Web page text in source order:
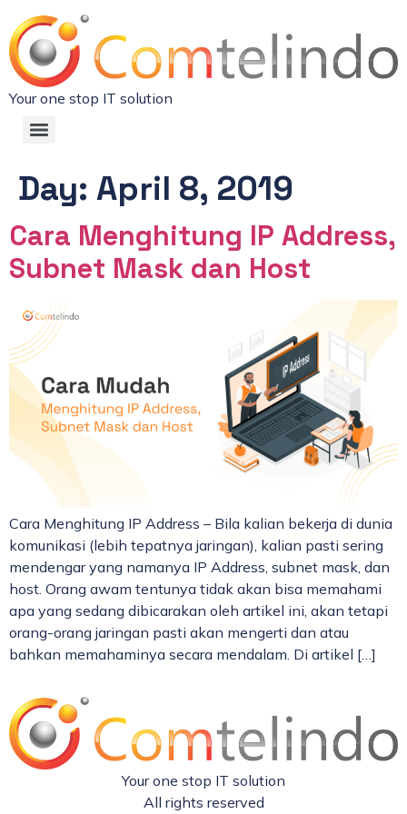
Your one stop IT solution
Day: April 8, 2019
Cara Menghitung IP Address,
Subnet Mask dan Host
Cara Menghitung IP Address – Bila kalian bekerja di dunia
komunikasi (lebih tepatnya jaringan), kalian pasti sering
mendengar yang namanya IP Address, subnet mask, dan
host. Orang awam tentunya tidak akan bisa memahami
apa yang sedang dibicarakan oleh artikel ini, akan tetapi
orang-orang jaringan pasti akan mengerti dan atau
bahkan memahaminya secara mendalam. Di artikel […]
Your one stop IT solution
All rights reserved